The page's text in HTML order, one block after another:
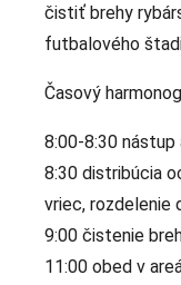
čistiť brehy
futbalového
Časový
8:00-8:30
8:30 distribúcia
vriec, rozdelenie
9:00 čistenie
11:00 obed v